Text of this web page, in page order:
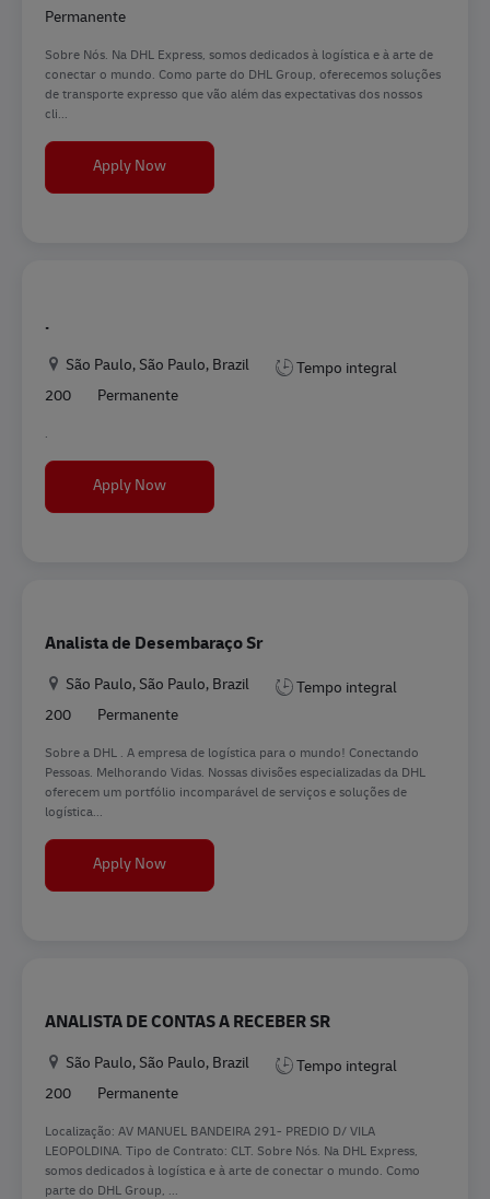
Permanente
Sobre Nós. Na DHL Express, somos dedicados à logística e à arte de
conectar o mundo. Como parte do DHL Group, oferecemos soluções
de transporte expresso que vão além das expectativas dos nossos
cli...
Apply NowEngenheiro
.
Location
São Paulo, São Paulo, Brazil
Tempo integral
200
Permanente
.
Apply Now.
Analista de Desembaraço Sr
Location
São Paulo, São Paulo, Brazil
Tempo integral
200
Permanente
Sobre a DHL . A empresa de logística para o mundo! Conectando
Pessoas. Melhorando Vidas. Nossas divisões especializadas da DHL
oferecem um portfólio incomparável de serviços e soluções de
logística...
Apply NowAnalista de Desembaraço Sr
ANALISTA DE CONTAS A RECEBER SR
Location
São Paulo, São Paulo, Brazil
Tempo integral
200
Permanente
Localização: AV MANUEL BANDEIRA 291- PREDIO D/ VILA
LEOPOLDINA. Tipo de Contrato: CLT. Sobre Nós. Na DHL Express,
somos dedicados à logística e à arte de conectar o mundo. Como
parte do DHL Group, ...